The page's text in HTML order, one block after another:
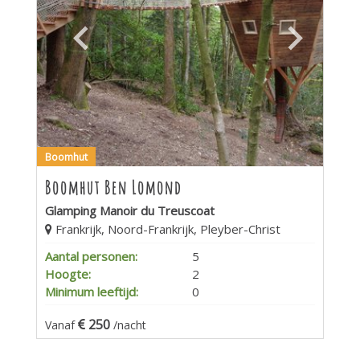
Boomhut
Boomhut Ben Lomond
Glamping Manoir du Treuscoat
Frankrijk, Noord-Frankrijk, Pleyber-Christ
Aantal personen:
5
Hoogte:
2
Minimum leeftijd:
0
Vanaf 250 /nacht